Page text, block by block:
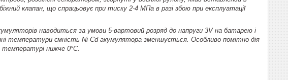
клапан, що спрацьовує при тиску 2-4 МПа в разі збою при експлуатації
наводиться за умови 5-вартовий розряд до напруги 3V на батарею і
температури ємність Ni-Cd акумулятора зменшується. Особливо помітно дія
нижче 0°C.